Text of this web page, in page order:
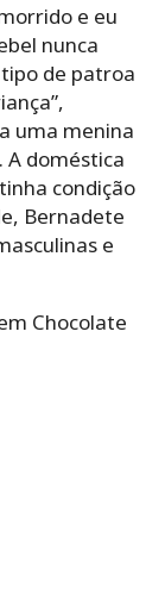
e eu
nunca
de patroa
uma menina
A doméstica
condição
Bernadete
e
Chocolate